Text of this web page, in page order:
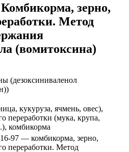
зерно,
Метод
(вомитоксина)
(дезоксиниваленол
)
кукуруза, ячмень, овес),
переработки (мука, крупа,
комбикорма
97 — комбикорма, зерно,
переработки. Метод